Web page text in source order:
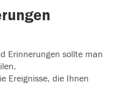
Erinnerungen sollte man
Ereignisse, die Ihnen